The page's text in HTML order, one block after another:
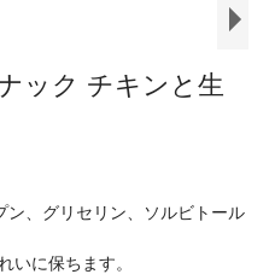
ック チキンと生
ン、グリセリン、ソルビトール
いに保ちます。